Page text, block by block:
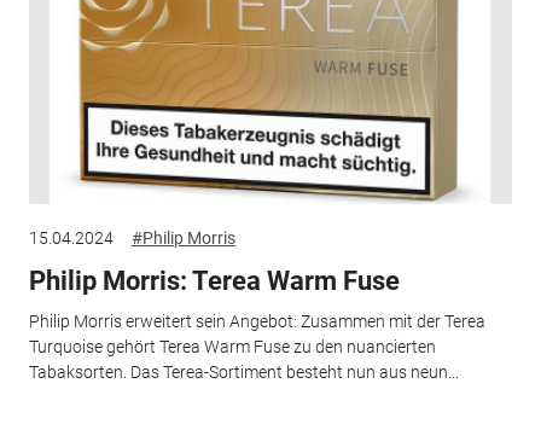
15.04.2024 #Philip Morris
Philip Morris: Terea Warm Fuse
Philip Morris erweitert sein Angebot: Zusammen mit der Terea
Turquoise gehört Terea Warm Fuse zu den nuancierten
Tabaksorten. Das Terea-Sortiment besteht nun aus neun...